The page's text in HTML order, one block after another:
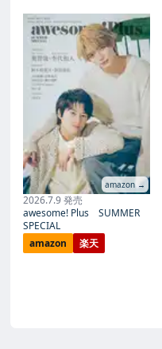
amazon →
2026.7.9 発売
awesome! Plus SUMMER
SPECIAL
amazon
楽天